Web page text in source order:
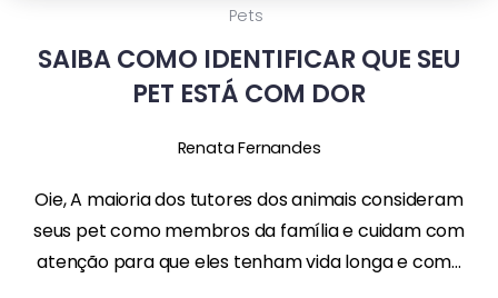
Pets
SAIBA COMO IDENTIFICAR QUE SEU
PET ESTÁ COM DOR
Renata Fernandes
Oie, A maioria dos tutores dos animais consideram
seus pet como membros da família e cuidam com
atenção para que eles tenham vida longa e com...